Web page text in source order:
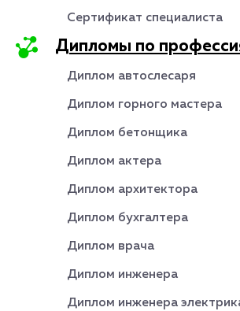
Сертификат специалиста
Дипломы по
Диплом автослесаря
Диплом горного мастера
Диплом бетонщика
Диплом актера
Диплом архитектора
Диплом бухгалтера
Диплом врача
Диплом инженера
Диплом инженера